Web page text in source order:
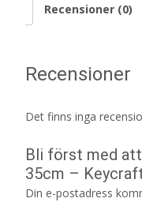
Recensioner (0)
Recensioner
Det finns inga
Bli först med att
35cm –
Din e-postadress